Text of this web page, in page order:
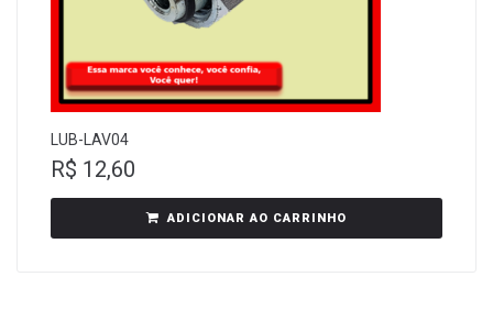
LUB-LAV04
R$ 12,60
ADICIONAR AO CARRINHO